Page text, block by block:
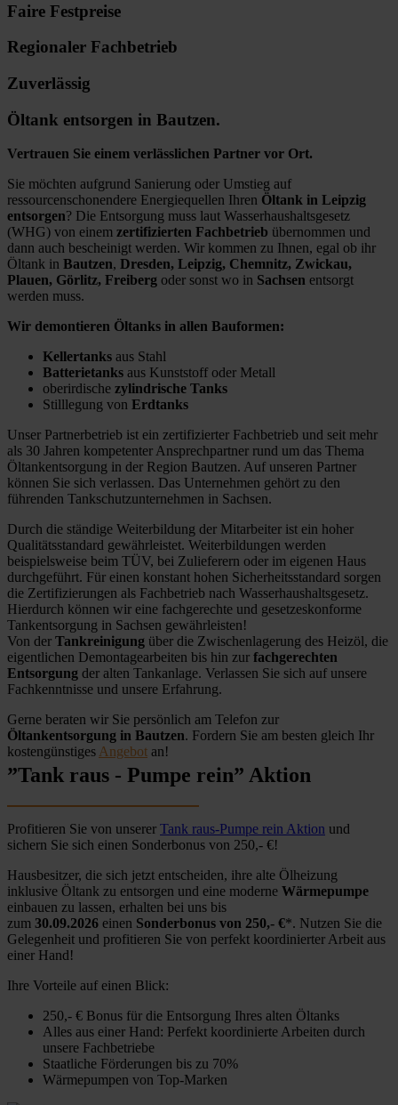
Faire Festpreise
Regionaler Fachbetrieb
Zuverlässig
Öltank entsorgen in Bautzen.
Vertrauen Sie einem verlässlichen Partner vor Ort.
Sie möchten aufgrund Sanierung oder Umstieg auf
ressourcenschonendere Energiequellen Ihren Öltank in Leipzig
entsorgen? Die Entsorgung muss laut Wasserhaushaltsgesetz
(WHG) von einem zertifizierten Fachbetrieb übernommen und
dann auch bescheinigt werden. Wir kommen zu Ihnen, egal ob ihr
Öltank in Bautzen, Dresden, Leipzig, Chemnitz, Zwickau,
Plauen, Görlitz, Freiberg oder sonst wo in Sachsen entsorgt
werden muss.
Wir demontieren Öltanks in allen Bauformen:
Kellertanks aus Stahl
Batterietanks aus Kunststoff oder Metall
oberirdische zylindrische Tanks
Stilllegung von Erdtanks
Unser Partnerbetrieb ist ein zertifizierter Fachbetrieb und seit mehr
als 30 Jahren kompetenter Ansprechpartner rund um das Thema
Öltankentsorgung in der Region Bautzen. Auf unseren Partner
können Sie sich verlassen. Das Unternehmen gehört zu den
führenden Tankschutzunternehmen in Sachsen.
Durch die ständige Weiterbildung der Mitarbeiter ist ein hoher
Qualitätsstandard gewährleistet. Weiterbildungen werden
beispielsweise beim TÜV, bei Zulieferern oder im eigenen Haus
durchgeführt. Für einen konstant hohen Sicherheitsstandard sorgen
die Zertifizierungen als Fachbetrieb nach Wasserhaushaltsgesetz.
Hierdurch können wir eine fachgerechte und gesetzeskonforme
Tankentsorgung in Sachsen gewährleisten!
Von der Tankreinigung über die Zwischenlagerung des Heizöl, die
eigentlichen Demontagearbeiten bis hin zur fachgerechten
Entsorgung der alten Tankanlage. Verlassen Sie sich auf unsere
Fachkenntnisse und unsere Erfahrung.
Gerne beraten wir Sie persönlich am Telefon zur
Öltankentsorgung in Bautzen. Fordern Sie am besten gleich Ihr
kostengünstiges Angebot an!
”Tank raus - Pumpe rein” Aktion
Profitieren Sie von unserer Tank raus-Pumpe rein Aktion und
sichern Sie sich einen Sonderbonus von 250,- €!
Hausbesitzer, die sich jetzt entscheiden, ihre alte Ölheizung
inklusive Öltank zu entsorgen und eine moderne Wärmepumpe
einbauen zu lassen, erhalten bei uns bis
zum 30.09.2026 einen Sonderbonus von 250,- €*. Nutzen Sie die
Gelegenheit und profitieren Sie von perfekt koordinierter Arbeit aus
einer Hand!
Ihre Vorteile auf einen Blick:
250,- € Bonus für die Entsorgung Ihres alten Öltanks
Alles aus einer Hand: Perfekt koordinierte Arbeiten durch
unsere Fachbetriebe
Staatliche Förderungen bis zu 70%
Wärmepumpen von Top-Marken